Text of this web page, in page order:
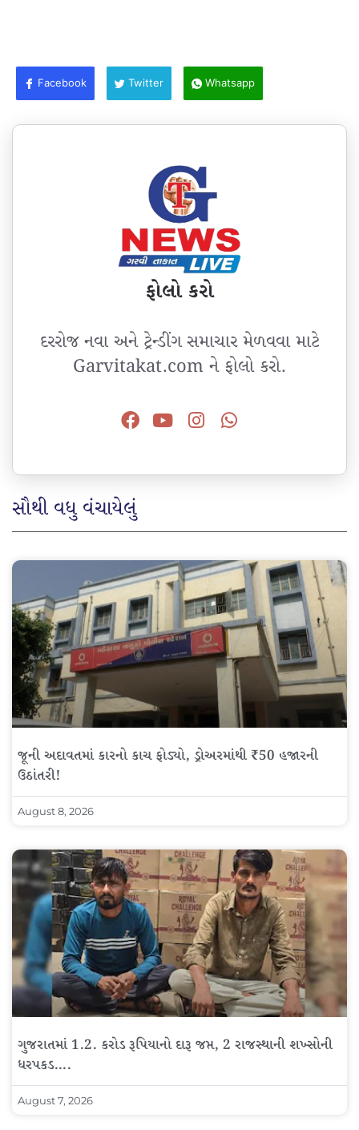
Facebook Twitter Whatsapp
ફોલો કરો
દરરોજ નવા અને ટ્રેન્ડીંગ સમાચાર મેળવવા માટે
Garvitakat.com ને ફોલો કરો.
સૌથી વધુ વંચાયેલું
જૂની અદાવતમાં કારનો કાચ ફોડ્યો, ડ્રોઅરમાંથી ₹50 હજારની
ઉઠાંતરી!
August 8, 2026
ગુજરાતમાં 1.2. કરોડ રૂપિયાનો દારૂ જપ્ત, 2 રાજસ્થાની શખ્સોની
ધરપકડ….
August 7, 2026